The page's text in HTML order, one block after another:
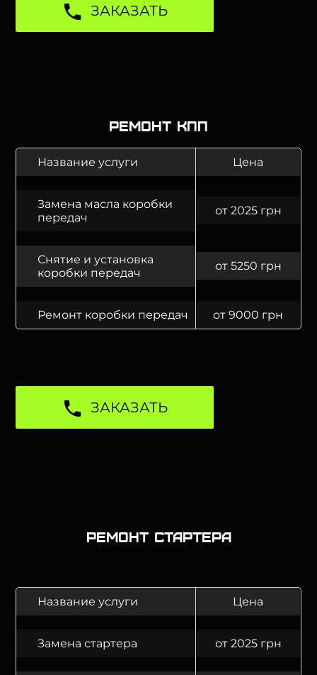
ЗАКАЗАТЬ
Ремонт КПП
Название услуги Цена
Замена масла коробки
передач
от 2025 грн
Снятие и установка
коробки передач
от 5250 грн
Ремонт коробки передач от 9000 грн
ЗАКАЗАТЬ
Ремонт стартера
Название услуги Цена
Замена стартера от 2025 грн